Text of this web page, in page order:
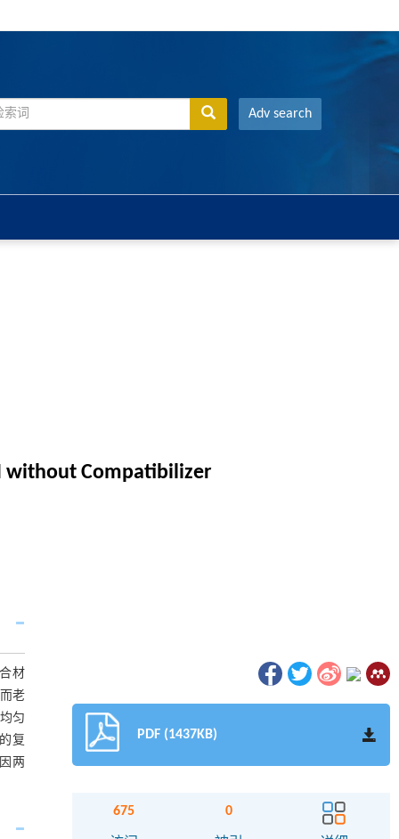
Adv search
without Compatibilizer
材
老
匀
复
两
PDF (1437KB)
675 0